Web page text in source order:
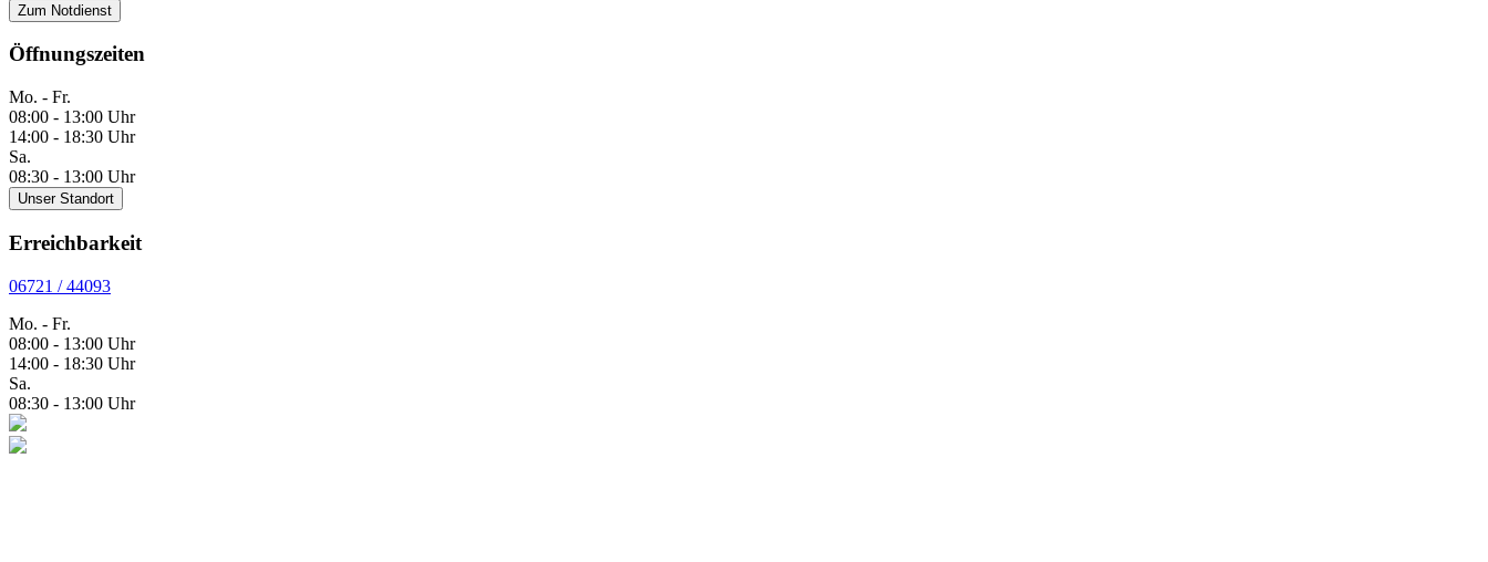
Zum Notdienst
Öffnungszeiten
Mo. - Fr.
08:00 - 13:00 Uhr
14:00 - 18:30 Uhr
Sa.
08:30 - 13:00 Uhr
Unser Standort
Erreichbarkeit
06721 / 44093
Mo. - Fr.
08:00 - 13:00 Uhr
14:00 - 18:30 Uhr
Sa.
08:30 - 13:00 Uhr